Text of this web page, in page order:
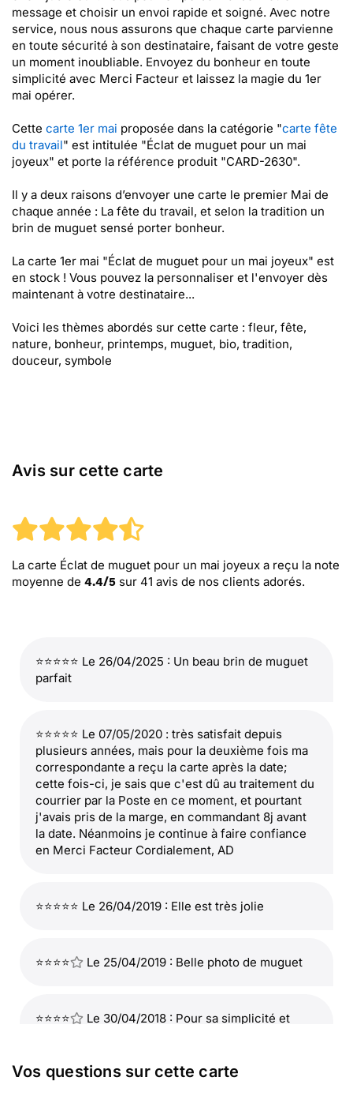
message et choisir un envoi rapide et soigné. Avec notre
service, nous nous assurons que chaque carte parvienne
en toute sécurité à son destinataire, faisant de votre geste
un moment inoubliable. Envoyez du bonheur en toute
simplicité avec Merci Facteur et laissez la magie du 1er
mai opérer.
Cette carte 1er mai proposée dans la catégorie "carte fête
du travail" est intitulée "Éclat de muguet pour un mai
joyeux" et porte la référence produit "CARD-2630".
Il y a deux raisons d’envoyer une carte le premier Mai de
chaque année : La fête du travail, et selon la tradition un
brin de muguet sensé porter bonheur.
La carte 1er mai "Éclat de muguet pour un mai joyeux" est
en stock ! Vous pouvez la personnaliser et l'envoyer dès
maintenant à votre destinataire...
Voici les thèmes abordés sur cette carte : fleur, fête,
nature, bonheur, printemps, muguet, bio, tradition,
douceur, symbole
Avis sur cette carte
La carte Éclat de muguet pour un mai joyeux a reçu la note
moyenne de 4.4/5 sur 41 avis de nos clients adorés.
⭐⭐⭐⭐⭐ Le 26/04/2025 : Un beau brin de muguet
parfait
⭐⭐⭐⭐⭐ Le 07/05/2020 : très satisfait depuis
plusieurs années, mais pour la deuxième fois ma
correspondante a reçu la carte après la date;
cette fois-ci, je sais que c'est dû au traitement du
courrier par la Poste en ce moment, et pourtant
j'avais pris de la marge, en commandant 8j avant
la date. Néanmoins je continue à faire confiance
en Merci Facteur Cordialement, AD
⭐⭐⭐⭐⭐ Le 26/04/2019 : Elle est très jolie
⭐⭐⭐⭐ Le 25/04/2019 : Belle photo de muguet
⭐⭐⭐⭐
Le 30/04/2018 : Pour sa simplicité et
Vos questions sur cette carte